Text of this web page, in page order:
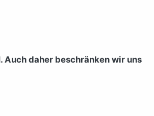
Auch daher beschränken wir uns